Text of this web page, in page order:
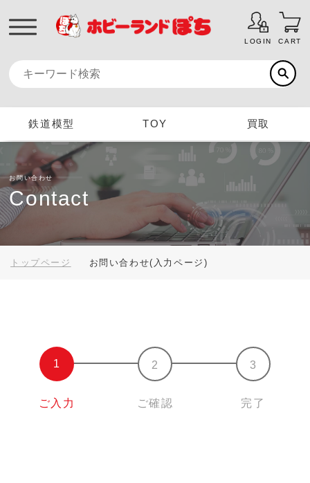
LOGIN CART
鉄道模型 TOY 買取
お問い合わせ
Contact
トップページ お問い合わせ(入力ページ)
ご入力 ご確認 完了